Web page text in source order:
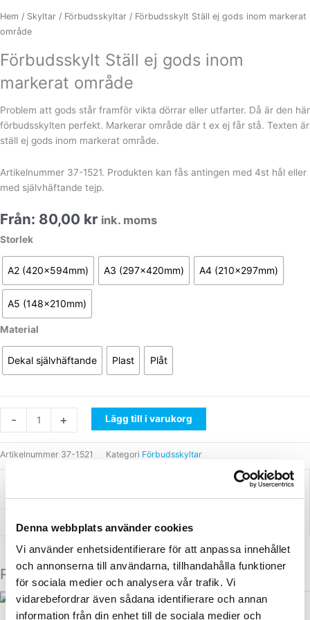
Denna webbplats använder cookies
Vi använder enhetsidentifierare för att anpassa innehållet
och annonserna till användarna, tillhandahålla funktioner
för sociala medier och analysera vår trafik. Vi
vidarebefordrar även sådana identifierare och annan
information från din enhet till de sociala medier och
Hem / Skyltar / Förbudsskyltar / Förbudsskylt Ställ ej gods inom markerat
område
Förbudsskylt Ställ ej gods inom
markerat område
Problem att gods står framför vikta dörrar eller utfarter. Då är den här
förbudsskylten perfekt. Markerar område där t ex ej får stå. Texten är
ställ ej gods inom markerat område.
Artikelnummer 37-1521. Produkten kan fås antingen med 4st hål eller
med självhäftande tejp.
Från: 80,00 kr ink. moms
Storlek
A2 (420x594mm) A3 (297x420mm) A4 (210x297mm)
A5 (148x210mm)
Material
Dekal självhäftande Plast Plåt
-
Förbudsskylt
gods
inom
område
mängd
+ Lägg till i varukorg
Artikelnummer 37-1521 Kategori Förbudsskyltar
A2 (420x594mm), A3 (297x420mm), A4
(210x297mm), A5 (148x210mm)
Material Dekal självhäftande, Plast, Plåt
Relaterade produkter
Den
här
Den
här